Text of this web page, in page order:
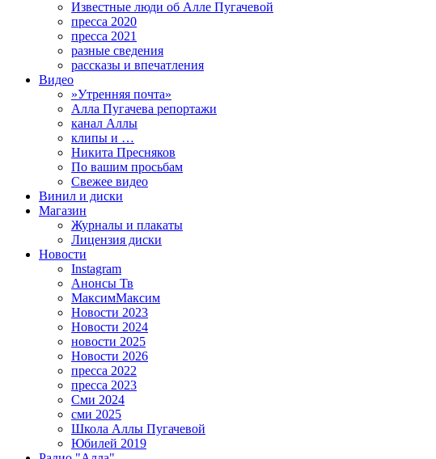
Известные люди об Алле Пугачевой
пресса 2020
пресса 2021
разные сведения
рассказы и впечатления
Видео
»Утренняя почта»
Алла Пугачева репортажи
канал Аллы
клипы и …
Никита Пресняков
По вашим просьбам
Свежее видео
Винил и диски
Магазин
Журналы и плакаты
Лицензия диски
Новости
Instagram
Анонсы Тв
МаксимМаксим
Новости 2023
Новости 2024
новости 2025
Новости 2026
пресса 2022
пресса 2023
Сми 2024
сми 2025
Школа Аллы Пугачевой
Юбилей 2019